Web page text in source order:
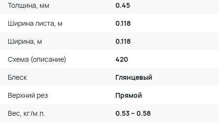
Толщина, мм
0.45
Ширина листа, м
0.118
Ширина, м
0.118
Схема (описание)
420
Блеск
Глянцевый
Верхний рез
Прямой
Вес, кг/м.п.
0.53 – 0.58